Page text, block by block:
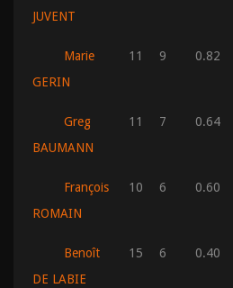
JUVENT
Marie
GERIN
11 9 0.82
Greg
BAUMANN
11 7 0.64
François
ROMAIN
10 6 0.60
Benoît
DE LABIE
15 6 0.40